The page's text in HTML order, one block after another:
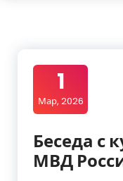
1
Мар, 2026
Беседа с
МВД